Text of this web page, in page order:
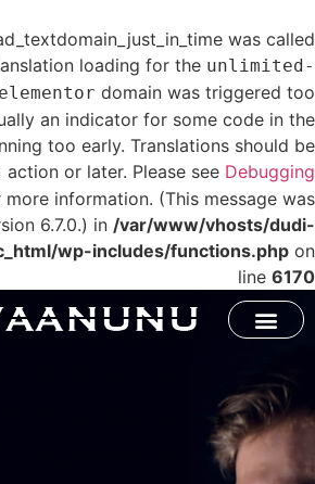
was called
loading for the unlimited-
domain was triggered too
an indicator for some code in the
too early. Translations should be
action or later. Please see Debugging
more information. (This message was
6.7.0.) in /var/www/vhosts/dudi-
wp-includes/functions.php on
line 6170